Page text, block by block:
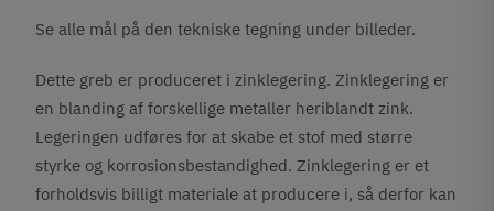
Se alle mål på den tekniske tegning under billeder.
Dette greb er produceret i zinklegering. Zinklegering er
en blanding af forskellige metaller heriblandt zink.
Legeringen udføres for at skabe et stof med større
styrke og korrosionsbestandighed. Zinklegering er et
forholdsvis billigt materiale at producere i, så derfor kan